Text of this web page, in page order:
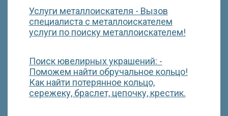
Услуги металлоискателя - Вызов
специалиста с металлоискателем
услуги по поиску металлоискателем!
Поиск ювелирных украшений: -
Поможем найти обручальное кольцо!
Как найти потерянное кольцо,
сережеку, браслет, цепочку, крестик.